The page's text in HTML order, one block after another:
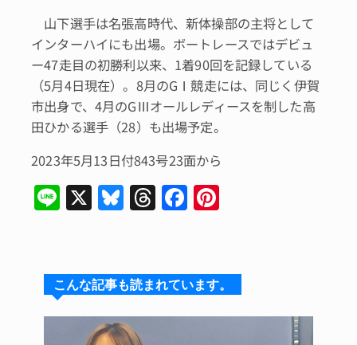
山下選手は名張高時代、新体操部の主将として
インターハイにも出場。ボートレースではデビュ
ー47走目の初勝利以来、1着90回を記録している
（5月4日現在）。8月のGⅠ競走には、同じく伊賀
市出身で、4月のGⅢオールレディースを制した高
田ひかる選手（28）も出場予定。
2023年5月13日付843号23面から
Li X Bl
s
k
y
T
a
d
s
F
e
b
o
re
st
こんな記事も読まれています。